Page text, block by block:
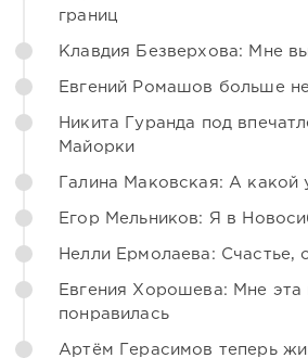
границ
Клавдия Безверхова: Мне
Евгений Ромашов больше
Никита Гуранда под
Майорки
Галина Маковская: А какой
Егор Мельников: Я в
Нелли Ермолаева: Счастье,
Евгения Хорошева: Мне эта
понравилась
Артём Герасимов теперь